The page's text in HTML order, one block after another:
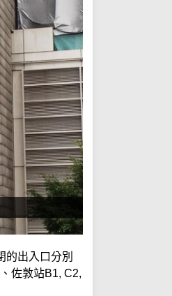
的出入口分別
佐敦站B1, C2,